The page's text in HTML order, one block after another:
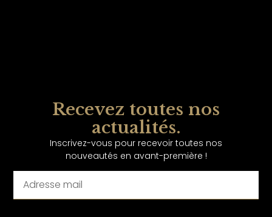
Recevez toutes nos
actualités.
Inscrivez-vous pour recevoir toutes nos
nouveautés en avant-première !